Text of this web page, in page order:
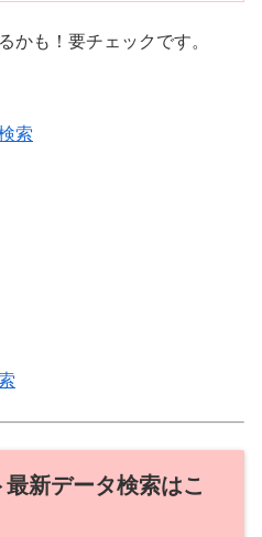
かも！要チェックです。
索
新データ検索はこ